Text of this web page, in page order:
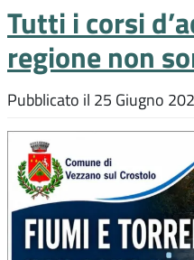
Tutti i corsi
regione non
Pubblicato il 25 Giugno